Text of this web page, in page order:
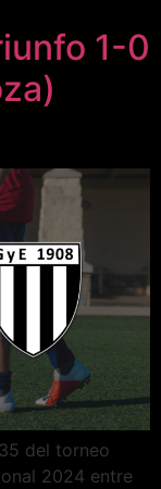
1-0
del torneo
2024 entre